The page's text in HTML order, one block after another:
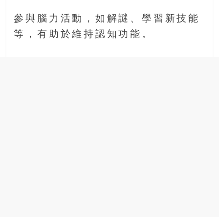
參與腦力活動，如解謎、學習新技能
等，有助於維持認知功能。